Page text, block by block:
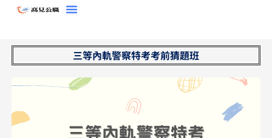
三等內軌警察特考考前猜題班